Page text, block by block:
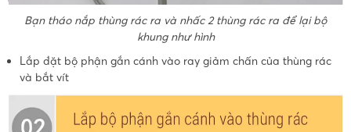
Bạn tháo nắp thùng rác ra và nhấc 2 thùng rác ra để lại bộ
khung như hình
Lắp đặt bộ phận gắn cánh vào ray giảm chấn của thùng rác
và bắt vít